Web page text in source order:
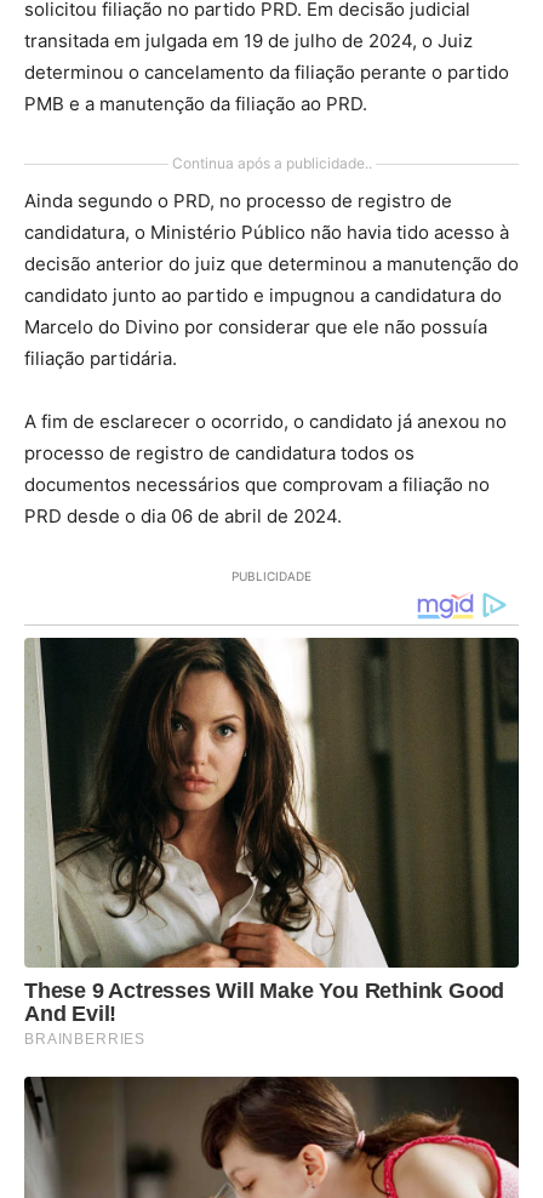
solicitou filiação no partido PRD. Em decisão judicial
transitada em julgada em 19 de julho de 2024, o Juiz
determinou o cancelamento da filiação perante o partido
PMB e a manutenção da filiação ao PRD.
Continua após a publicidade..
Ainda segundo o PRD, no processo de registro de
candidatura, o Ministério Público não havia tido acesso à
decisão anterior do juiz que determinou a manutenção do
candidato junto ao partido e impugnou a candidatura do
Marcelo do Divino por considerar que ele não possuía
filiação partidária.
A fim de esclarecer o ocorrido, o candidato já anexou no
processo de registro de candidatura todos os
documentos necessários que comprovam a filiação no
PRD desde o dia 06 de abril de 2024.
PUBLICIDADE